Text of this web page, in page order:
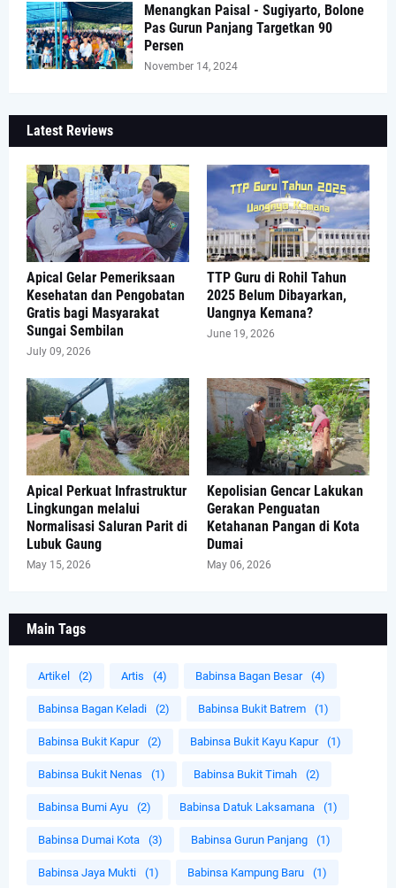
Menangkan Paisal - Sugiyarto, Bolone
Pas Gurun Panjang Targetkan 90
Persen
November 14, 2024
Latest Reviews
Apical Gelar Pemeriksaan
Kesehatan dan Pengobatan
Gratis bagi Masyarakat
Sungai Sembilan
July 09, 2026
TTP Guru di Rohil Tahun
2025 Belum Dibayarkan,
Uangnya Kemana?
June 19, 2026
Apical Perkuat Infrastruktur
Lingkungan melalui
Normalisasi Saluran Parit di
Lubuk Gaung
May 15, 2026
Kepolisian Gencar Lakukan
Gerakan Penguatan
Ketahanan Pangan di Kota
Dumai
May 06, 2026
Main Tags
Artikel (2) Artis (4) Babinsa Bagan Besar (4)
Babinsa Bagan Keladi (2) Babinsa Bukit Batrem (1)
Babinsa Bukit Kapur (2) Babinsa Bukit Kayu Kapur (1)
Babinsa Bukit Nenas (1) Babinsa Bukit Timah (2)
Babinsa Bumi Ayu (2) Babinsa Datuk Laksamana (1)
Babinsa Dumai Kota (3) Babinsa Gurun Panjang (1)
Babinsa Jaya Mukti (1) Babinsa Kampung Baru (1)